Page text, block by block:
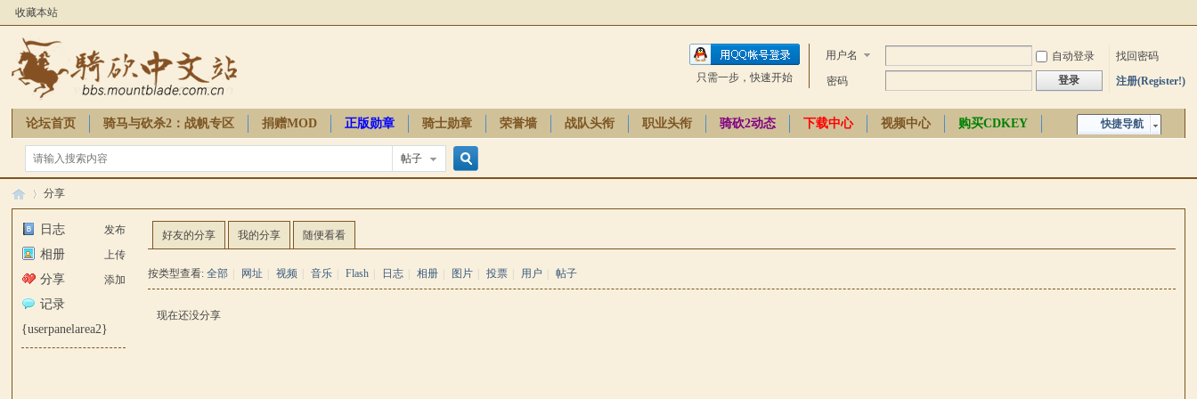
收藏本站
用户名 自动登录
找回密码
密码
登录 注册(Register!)
只需一步，快速开始
快捷导航
论坛首页 骑马与砍杀2：战帆专区 捐赠MOD 正版勋章 骑士勋章 荣誉墙 战队头衔 职业头衔 骑砍2动态 下载中心 视频中心
购买CDKEY
骑砍周边
帖子
分享
发布
日志
上传
相册
添加
分享
记录
{userpanelarea2}
好友的分享 我的分享 随便看看
按类型查看:全部 网址 视频 音乐 Flash 日志 相册 图片 投票 用户 帖子
现在还没分享